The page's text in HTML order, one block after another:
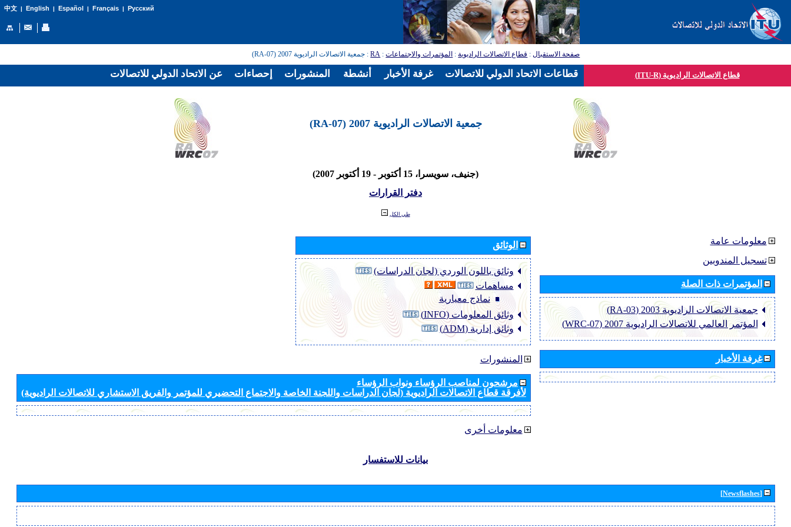
中文| English | Español | Français| Русский
صفحة الاستقبال: قطاع الاتصالات الراديوية: المؤتمرات والاجتماعات:
RA: جمعية الاتصالات الراديوية 2007 (RA-07)
قطاع الاتصالات الراديوية (ITU-R)
جمعية الاتصالات الراديوية 2007 (RA-07)
(جنيف، سويسرا، 15 أكتوبر - 19 أكتوبر 2007)
دفتر القرارات
طي الكل
الوثائق
وثائق باللون الوردي (لجان الدراسات)
مساهمات
نماذج معيارية
وثائق المعلومات (INFO)
وثائق إدارية (ADM)
المنشورات
مرشحون لمناصب الرؤساء ونواب الرؤساء
لأفرقة قطاع الاتصالات الراديوية (لجان الدراسات واللجنة الخاصة والاجتماع التحضيري للمؤتمر والفريق الاستشاري للاتصالات الراديوية)
معلومات أخرى
معلومات عامة
تسجيل المندوبين
المؤتمرات ذات الصلة
جمعية الاتصالات الراديوية 2003 (RA-03)
المؤتمر العالمي للاتصالات الراديوية 2007 (WRC-07)
غرفة الأخبار
بيانات للاستفسار
[Newsflashes]
عن الاتحاد الدولي للاتصالات إحصاءات المنشورات أنشطة غرفة الأخبار قطاعات الاتحاد الدولي للاتصالات